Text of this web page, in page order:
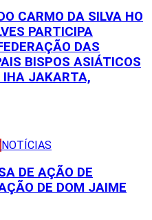
CARMO DA SILVA HO
PARTICIPA
DAS
BISPOS ASIÁTICOS
IHA JAKARTA,
NOTÍCIAS
DE AÇÃO DE
DE DOM JAIME